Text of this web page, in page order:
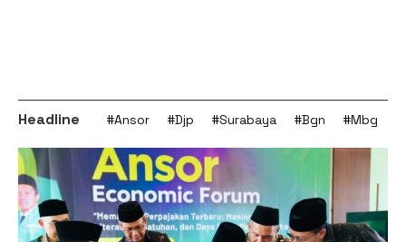
Headline #Ansor #Djp #Surabaya #Bgn #Mbg